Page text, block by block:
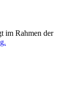
im Rahmen der